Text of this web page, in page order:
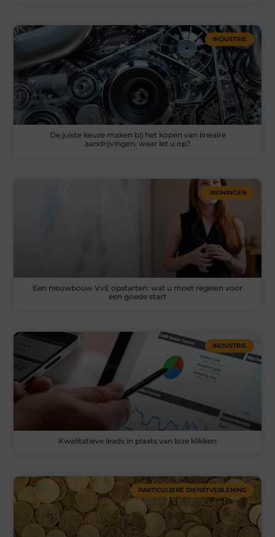
INDUSTRIE
De juiste keuze maken bij het kopen van lineaire
aandrijvingen: waar let u op?
WONINGEN
Een nieuwbouw VvE opstarten: wat u moet regelen voor
een goede start
INDUSTRIE
Kwalitatieve leads in plaats van loze klikken
PARTICULIERE DIENSTVERLENING